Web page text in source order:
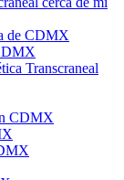
de CDMX
Transcraneal
CDMX